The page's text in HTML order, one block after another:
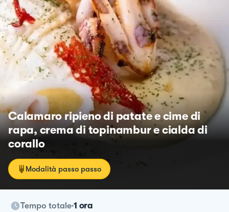
Calamaro ripieno di patate e cime di
rapa, crema di topinambur e cialda di
corallo
Modalità passo passo
Tempo totale 1 ora